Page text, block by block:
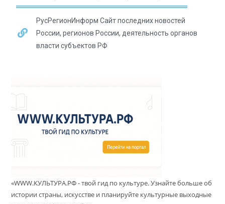
РусРегионИнформ Сайт последних новостей
России, регионов России, деятельность органов
власти субъектов РФ
«WWW.КУЛЬТУРА.РФ - твой гид по культуре. Узнайте больше об
истории страны, искусстве и планируйте культурные выходные